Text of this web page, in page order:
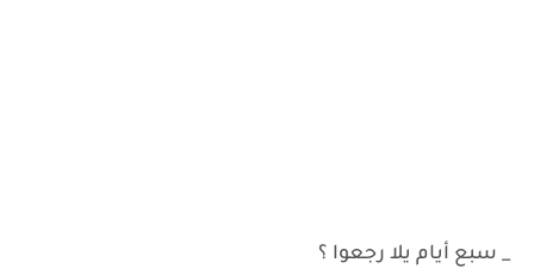
_ سبع أيام يلا رجعوا ؟